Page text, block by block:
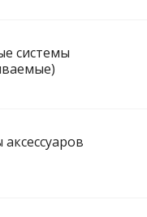
системы